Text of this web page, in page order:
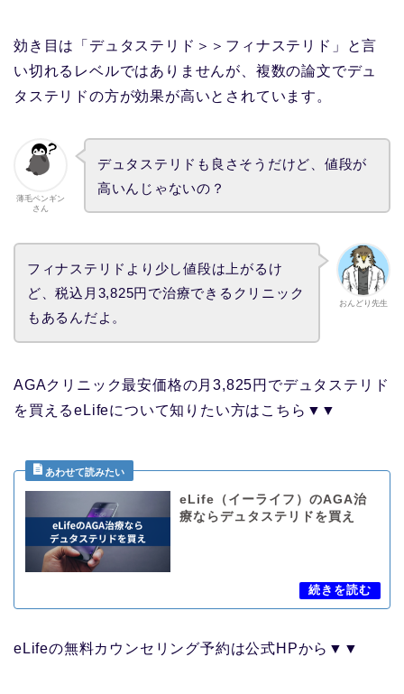
効き目は「デュタステリド＞＞フィナステリド」と言
い切れるレベルではありませんが、複数の論文でデュ
タステリドの方が効果が高いとされています。
薄毛ペンギン
さん
デュタステリドも良さそうだけど、値段が
高いんじゃないの？
おんどり先生
フィナステリドより少し値段は上がるけ
ど、税込月3,825円で治療できるクリニック
もあるんだよ。
AGAクリニック最安価格の月3,825円でデュタステリド
を買えるeLifeについて知りたい方はこちら▼▼
eLife（イーライフ）のAGA治
療ならデュタステリドを買え
eLifeの無料カウンセリング予約は公式HPから▼▼